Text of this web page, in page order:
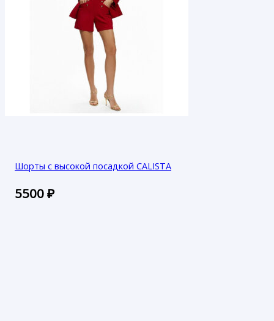
Шорты с высокой посадкой CALISTA
5500₽